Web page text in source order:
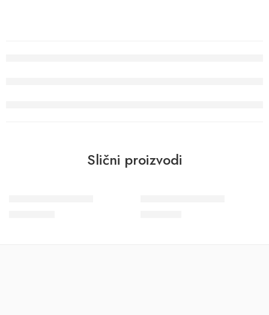
Slični proizvodi